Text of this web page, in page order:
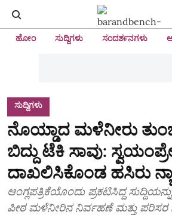
ಹೋಂ ಸುದ್ದಿಗಳು ಸಂದರ್ಶನಗಳು
ಸುದ್ದಿಗಳು
ನೊಯ್ಡಾದ ಮಳೆನೀರು
ಬಿದ್ದು ಟೆಕಿ ಸಾವು:
ದಾಖಲಿಸಿಕೊಂಡ ಹಸಿರು
ಆಂಗ್ಲಪತ್ರಿಕೆಯೊಂದು ಪ್ರಕಟಿಸಿದ್ದ
ಪೀಠ ಮಳೆನೀರಿನ ನಿರ್ವಹಣೆ ಮತ್ತು